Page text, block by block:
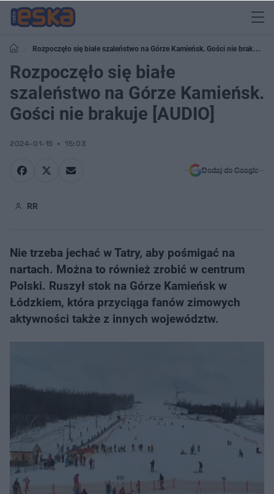
Rozpoczęło się białe szaleństwo na Górze Kamieńsk. Gości nie brakuje
[AUDIO]
Rozpoczęło się białe
szaleństwo na Górze Kamieńsk.
Gości nie brakuje [AUDIO]
2024-01-15 15:03
Dodaj do Google
RR
Nie trzeba jechać w Tatry, aby pośmigać na
nartach. Można to również zrobić w centrum
Polski. Ruszył stok na Górze Kamieńsk w
Łódzkiem, która przyciąga fanów zimowych
aktywności także z innych województw.